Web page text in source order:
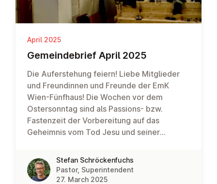
April 2025
Ge­meinde­brief April 2025
Die Auferstehung feiern! Liebe Mitglieder
und Freundinnen und Freunde der EmK
Wien-Fünfhaus! Die Wochen vor dem
Ostersonntag sind als Passions- bzw.
Fastenzeit der Vorbereitung auf das
Geheimnis vom Tod Jesu und seiner
der wir eingeladen sind, Freiräume zu
schaffen. Nicht der Verzicht als
Selbstzweck steht im Vordergrund. Es geht
Stefan Schröckenfuchs
Pastor, Superintendent
27. March 2025